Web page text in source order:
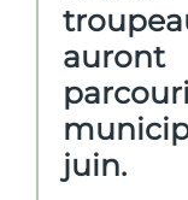
juin.